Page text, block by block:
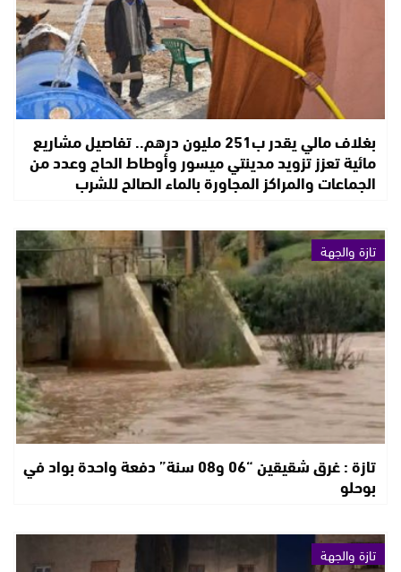
بغلاف مالي يقدر ب251 مليون درهم.. تفاصيل مشاريع
مائية تعزز تزويد مدينتي ميسور وأوطاط الحاج وعدد من
الجماعات والمراكز المجاورة بالماء الصالح للشرب
تازة والجهة
تازة : غرق شقيقين “06 و08 سنة” دفعة واحدة بواد في
بوحلو
تازة والجهة